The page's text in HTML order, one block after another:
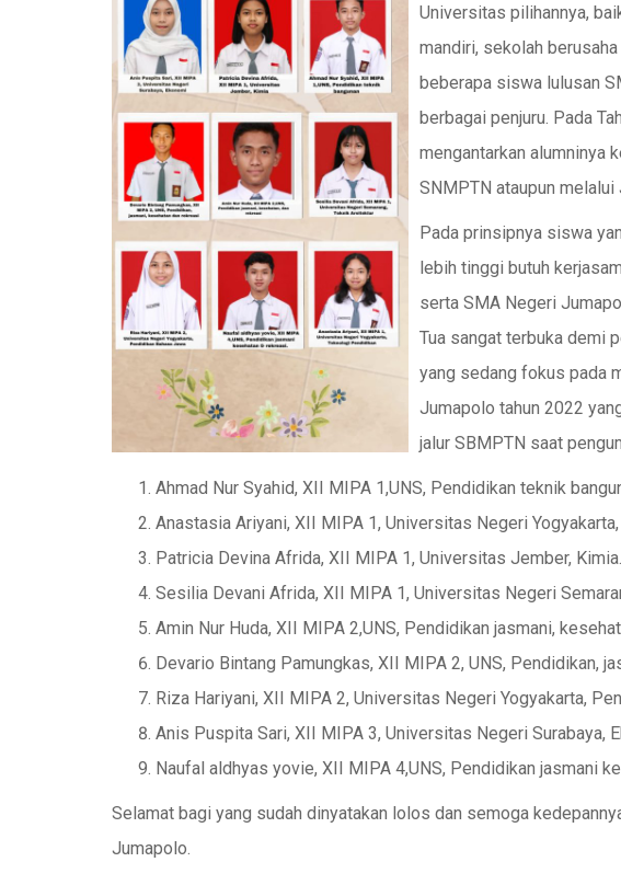
Universitas pilihannya,
mandiri, sekolah
beberapa siswa lulusan
berbagai penjuru. Pada
mengantarkan alumninya
SNMPTN ataupun melalui
Pada prinsipnya siswa
lebih tinggi butuh
serta SMA Negeri
Tua sangat terbuka demi
yang sedang fokus pada
Jumapolo tahun 2022
jalur SBMPTN saat
Ahmad Nur Syahid, XII MIPA 1,UNS, Pendidikan teknik
Anastasia Ariyani, XII MIPA 1, Universitas Negeri
Patricia Devina Afrida, XII MIPA 1, Universitas Jember, Kimia.
Sesilia Devani Afrida, XII MIPA 1, Universitas Negeri
Amin Nur Huda, XII MIPA 2,UNS, Pendidikan jasmani,
Devario Bintang Pamungkas, XII MIPA 2, UNS, Pendidikan,
Riza Hariyani, XII MIPA 2, Universitas Negeri Yogyakarta,
Anis Puspita Sari, XII MIPA 3, Universitas Negeri Surabaya,
Naufal aldhyas yovie, XII MIPA 4,UNS, Pendidikan jasmani
Selamat bagi yang sudah dinyatakan lolos dan semoga
Jumapolo.